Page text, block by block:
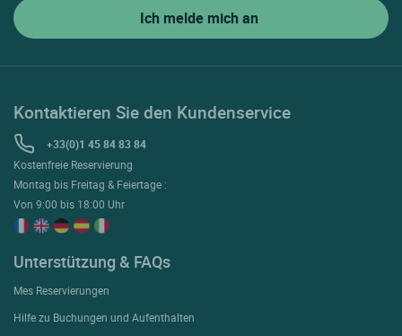
Kontaktieren Sie den Kundenservice
+33(0)1 45 84 83 84
Kostenfreie Reservierung
Montag bis Freitag & Feiertage :
Von 9:00 bis 18:00 Uhr
Unterstützung & FAQs
Mes Reservierungen
Hilfe zu Buchungen und Aufenthalten